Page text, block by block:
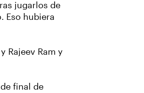
jugarlos de
Eso hubiera
Rajeev Ram y
final de